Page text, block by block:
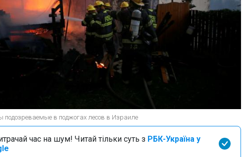
подозреваемые в поджогах лесов в Израиле
час на шум! Читай тільки суть з РБК-Україна у